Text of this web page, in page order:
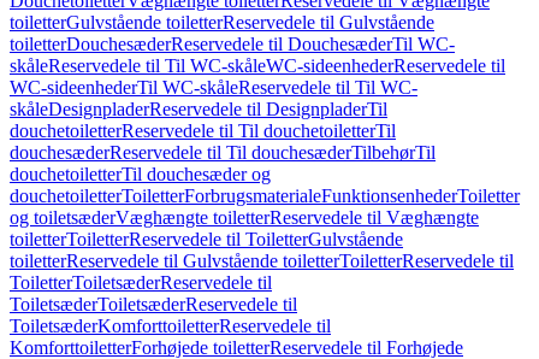
toiletterGulvstående toiletterReservedele til Gulvstående
toiletterDouchesæderReservedele til DouchesæderTil WC-
skåleReservedele til Til WC-skåleWC-sideenhederReservedele til
WC-sideenhederTil WC-skåleReservedele til Til WC-
skåleDesignpladerReservedele til DesignpladerTil
douchetoiletterReservedele til Til douchetoiletterTil
douchesæderReservedele til Til douchesæderTilbehørTil
douchetoiletterTil douchesæder og
douchetoiletterToiletterForbrugsmaterialeFunktionsenhederToiletter
og toiletsæderVæghængte toiletterReservedele til Væghængte
toiletterToiletterReservedele til ToiletterGulvstående
toiletterReservedele til Gulvstående toiletterToiletterReservedele til
ToiletterToiletsæderReservedele til
ToiletsæderToiletsæderReservedele til
ToiletsæderKomforttoiletterReservedele til
KomforttoiletterForhøjede toiletterReservedele til Forhøjede